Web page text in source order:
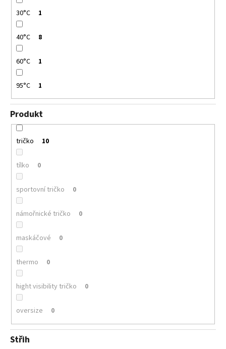
30°C 1
40°C 8
60°C 1
95°C 1
Produkt
tričko 10
tílko 0
sportovní tričko 0
námořnické tričko 0
maskáčové 0
thermo 0
hight visibility tričko 0
oversize 0
Střih